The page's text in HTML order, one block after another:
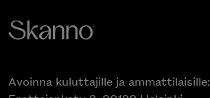
Avoinna kuluttajille ja ammattilaisille: